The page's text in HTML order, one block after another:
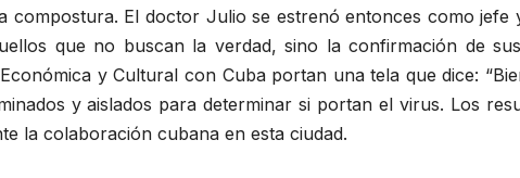
compostura. El doctor Julio se estrenó entonces como
que no buscan la verdad, sino la confirmación de
y Cultural con Cuba portan una tela que dice:
y aislados para determinar si portan el virus. Los
la colaboración cubana en esta ciudad.